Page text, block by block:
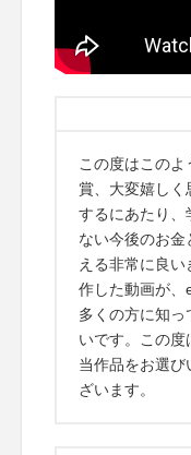
この度はこの
賞、大変嬉しく
するにあたり、
ない今後のお
える非常に良い
作した動画が、
多くの方に知
いです。この度
当作品をお選
ざいます。